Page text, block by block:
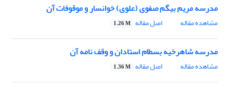
مدرسه مریم بیگم صفوی (علوی) خوانسار و موقوفات آن
مشاهده مقاله اصل مقاله 1.26 M
مدرسه شاهرخیه بسطام استادان و وقف نامه آن
مشاهده مقاله اصل مقاله 1.36 M